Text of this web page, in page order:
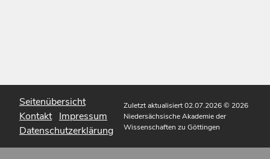
Seitenübersicht
Kontakt Impressum
Datenschutzerklärung
Zuletzt aktualisiert 02.07.2026© 2026
Niedersächsische Akademie der
Wissenschaften zu Göttingen